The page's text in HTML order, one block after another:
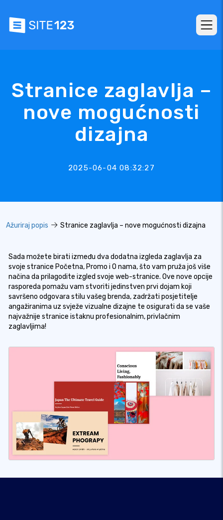
Stranice zaglavlja –
nove mogućnosti
dizajna
2025-06-04 08:32:27
Ažuriraj popis Stranice zaglavlja – nove mogućnosti dizajna
Sada možete birati između dva dodatna izgleda zaglavlja za
svoje stranice Početna, Promo i O nama, što vam pruža još više
načina da prilagodite izgled svoje web-stranice. Ove nove opcije
rasporeda pomažu vam stvoriti jedinstven prvi dojam koji
savršeno odgovara stilu vašeg brenda, zadržati posjetitelje
angažiranima uz svježe vizualne dizajne te osigurati da se vaše
najvažnije stranice istaknu profesionalnim, privlačnim
zaglavljima!